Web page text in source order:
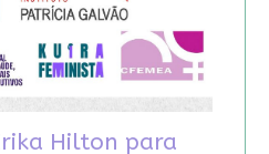
Hilton para